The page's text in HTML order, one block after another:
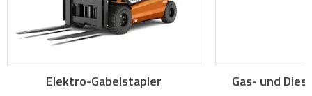
Elektro-Gabelstapler Gas- und